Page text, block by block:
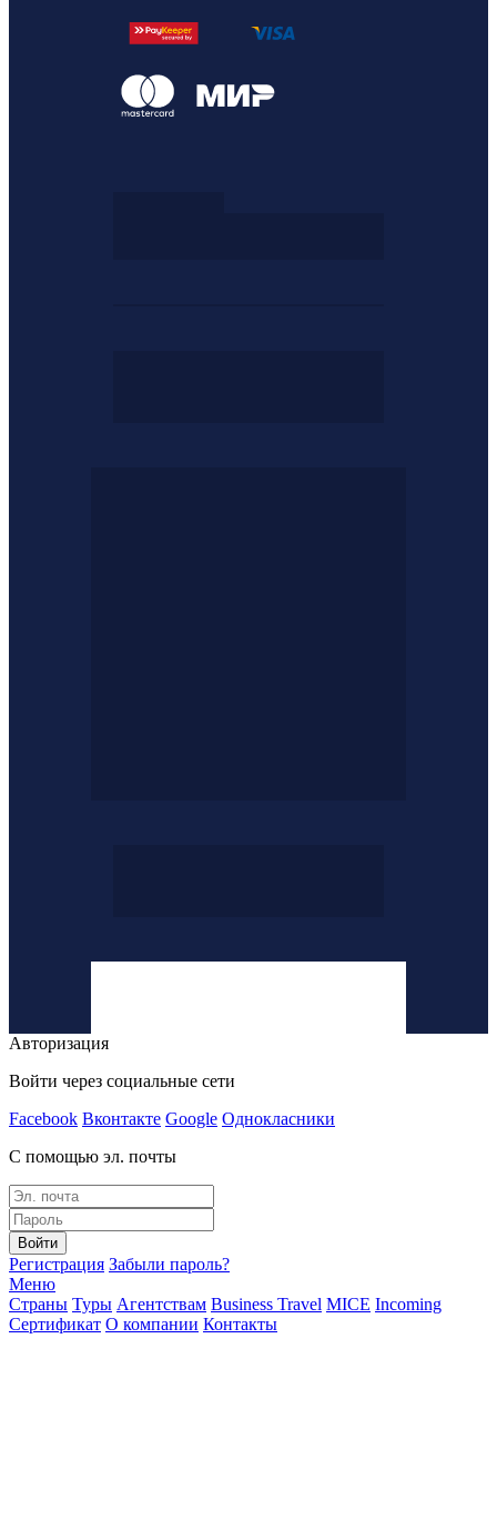
Авторизация
Войти через социальные сети
Facebook Вконтакте Google Однокласники
С помощью эл. почты
Войти
Регистрация Забыли пароль?
Меню
Страны Туры Агентствам Business Travel MICE Incoming
Сертификат О компании Контакты